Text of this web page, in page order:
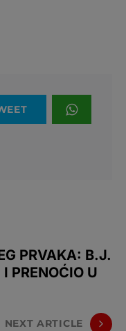
PRVAKA: B.J.
PRENOĆIO U
NEXT ARTICLE